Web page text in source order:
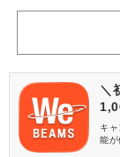
＼
キ
能が